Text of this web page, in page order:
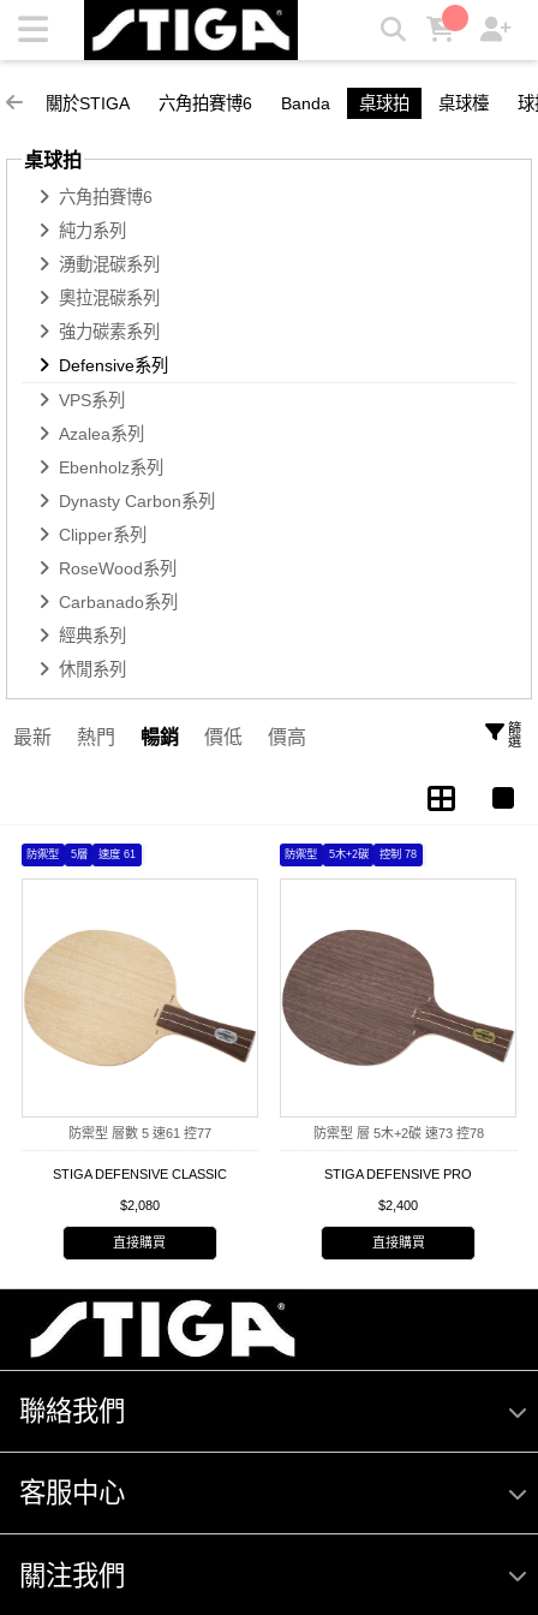
Defensive系列 | STIGA
關於STIGA 六角拍賽博6 Banda 桌球拍 桌球檯 球
桌球拍
六角拍賽博6
純力系列
湧動混碳系列
奧拉混碳系列
強力碳素系列
Defensive系列
VPS系列
Azalea系列
Ebenholz系列
Dynasty Carbon系列
Clipper系列
RoseWood系列
Carbanado系列
經典系列
休閒系列
最新 熱門 暢銷 價低 價高 篩選
防禦型 5層 速度 61
防禦型 層數 5 速61 控77
STIGA DEFENSIVE CLASSIC
$2,080
直接購買
防禦型 5木+2碳 控制 78
防禦型 層 5木+2碳 速73 控78
STIGA DEFENSIVE PRO
$2,400
直接購買
聯絡我們
客服中心
關注我們